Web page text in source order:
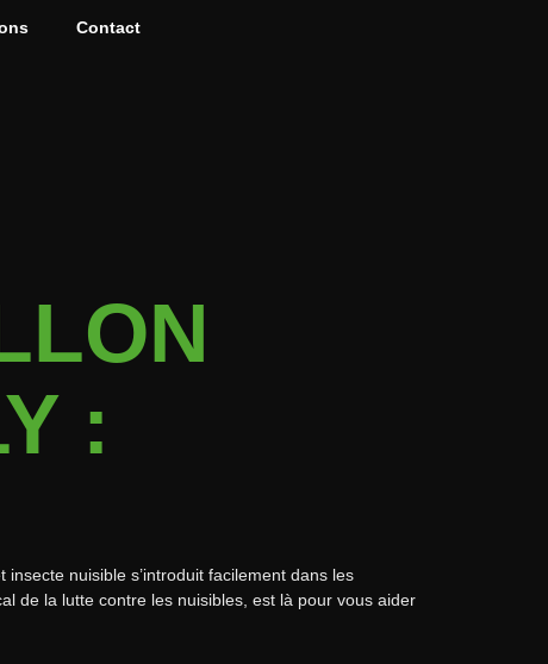
Contact
:
insecte nuisible s’introduit facilement dans les
de la lutte contre les nuisibles, est là pour vous aider